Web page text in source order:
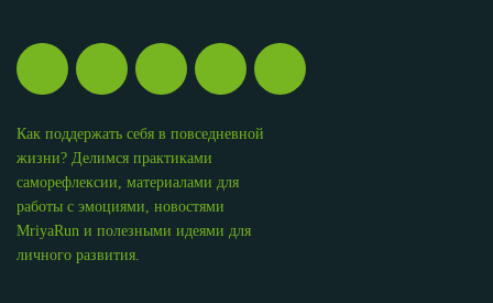
Как поддержать себя в повседневной
жизни? Делимся практиками
саморефлексии, материалами для
работы с эмоциями, новостями
MriyaRun и полезными идеями для
личного развития.